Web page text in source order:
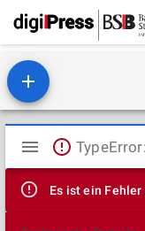
Mirador
Viewer
Es ist ein